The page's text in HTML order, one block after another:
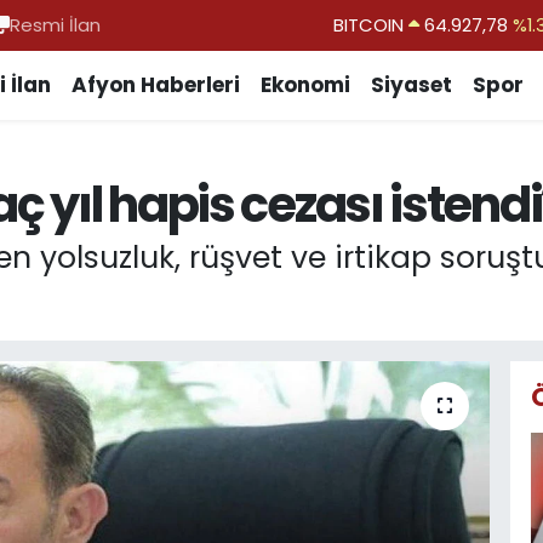
Resmi İlan
DOLAR
47,5894
EURO
55,0398%-
GRAM ALTIN
%4.44
BİST100
13.703
İlan Afyon Haberleri Ekonomi Siyaset Spor
yıl hapis cezası
yolsuzluk, rüşvet ve irtikap